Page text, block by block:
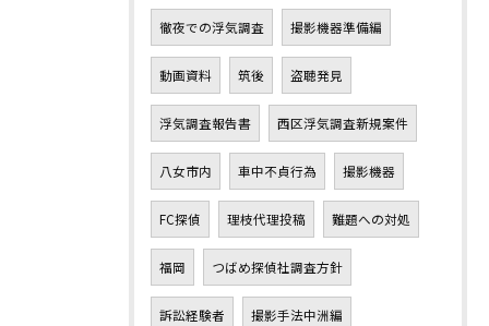
徹夜での浮気調査 撮影機器準備編
動画資料 筑後 盗聴発見
浮気調査報告書 西区浮気調査新規案件
八女市内 車中不貞行為 撮影機器
FC探偵 理枝代理投稿 難題への対処
福岡 つばめ探偵社調査方針
訴訟経験者 撮影手法中洲編